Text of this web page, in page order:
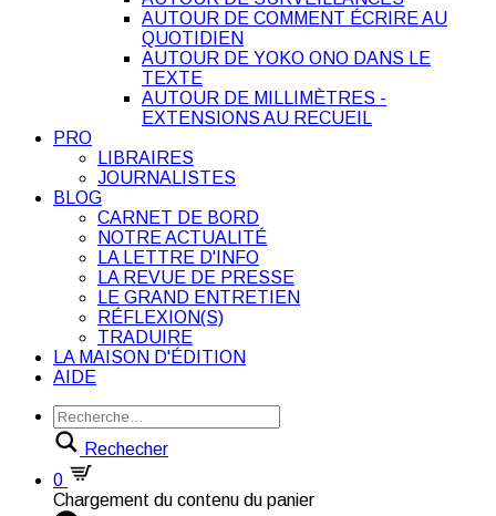
AUTOUR DE COMMENT ÉCRIRE AU
QUOTIDIEN
AUTOUR DE YOKO ONO DANS LE
TEXTE
AUTOUR DE MILLIMÈTRES -
EXTENSIONS AU RECUEIL
PRO
LIBRAIRES
JOURNALISTES
BLOG
CARNET DE BORD
NOTRE ACTUALITÉ
LA LETTRE D'INFO
LA REVUE DE PRESSE
LE GRAND ENTRETIEN
RÉFLEXION(S)
TRADUIRE
LA MAISON D'ÉDITION
AIDE
Rechecher
0
Chargement du contenu du panier